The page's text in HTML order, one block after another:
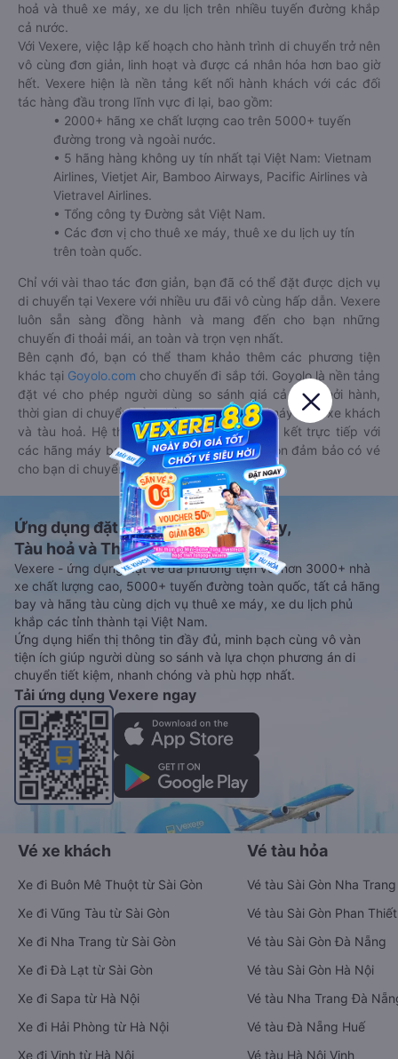
hoả và thuê xe máy, xe du lịch trên nhiều tuyến đường khắp
cả nước.
Với Vexere, việc lập kế hoạch cho hành trình di chuyển trở nên
vô cùng đơn giản, linh hoạt và được cá nhân hóa hơn bao giờ
hết. Vexere hiện là nền tảng kết nối hành khách với các đối
tác hàng đầu trong lĩnh vực đi lại, bao gồm:
• 2000+ hãng xe chất lượng cao trên 5000+ tuyến
đường trong và ngoài nước.
• 5 hãng hàng không uy tín nhất tại Việt Nam: Vietnam
Airlines, Vietjet Air, Bamboo Airways, Pacific Airlines và
Vietravel Airlines.
• Tổng công ty Đường sắt Việt Nam.
• Các đơn vị cho thuê xe máy, thuê xe du lịch uy tín
trên toàn quốc.
Chỉ với vài thao tác đơn giản, bạn đã có thể đặt được dịch vụ
di chuyển tại Vexere với nhiều ưu đãi vô cùng hấp dẫn. Vexere
luôn sẵn sàng đồng hành và mang đến cho bạn những
chuyến đi thoải mái, an toàn và trọn vẹn nhất.
Bên cạnh đó, bạn có thể tham khảo thêm các phương tiện
khác tại Goyolo.com cho chuyến đi sắp tới. Goyolo là nền tảng
đặt vé cho phép người dùng so sánh giá cả, giờ khởi hành,
thời gian di chuyển của nhiều phương tiện máy bay, xe khách
và tàu hoả. Hệ thống của Goyolo được liên kết trực tiếp với
các hãng máy bay, xe khách và tàu hoả, luôn đảm bảo có vé
cho bạn di chuyển.
Ứng dụng đặt vé Xe khách, Máy bay,
Tàu hoả và Thuê xe
Vexere - ứng dụng đặt vé đa phương tiện với hơn 3000+ nhà
xe chất lượng cao, 5000+ tuyến đường toàn quốc, tất cả hãng
bay và hãng tàu cùng dịch vụ thuê xe máy, xe du lịch phủ
khắp các tỉnh thành tại Việt Nam.
Ứng dụng hiển thị thông tin đầy đủ, minh bạch cùng vô vàn
tiện ích giúp người dùng so sánh và lựa chọn phương án di
chuyển tiết kiệm, nhanh chóng và phù hợp nhất.
Tải ứng dụng Vexere ngay
Vé xe khách
Xe đi Buôn Mê Thuột từ Sài Gòn
Xe đi Vũng Tàu từ Sài Gòn
Xe đi Nha Trang từ Sài Gòn
Xe đi Đà Lạt từ Sài Gòn
Xe đi Sapa từ Hà Nội
Xe đi Hải Phòng từ Hà Nội
Xe đi Vinh từ Hà Nội
Vé tàu hỏa
Vé tàu Sài Gòn Nha Trang
Vé tàu Sài Gòn Phan Thiết
Vé tàu Sài Gòn Đà Nẵng
Vé tàu Sài Gòn Hà Nội
Vé tàu Nha Trang Đà
Vé tàu Đà Nẵng Huế
Vé tàu Hà Nội Vinh